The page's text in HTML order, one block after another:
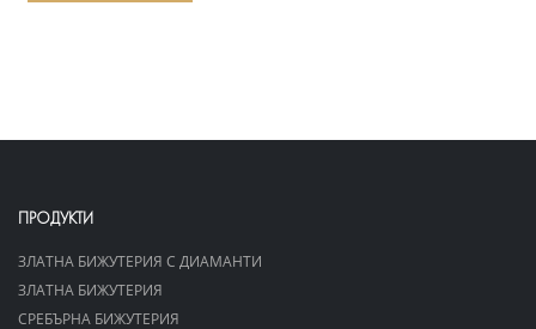
ПРОДУКТИ
ЗЛАТНА БИЖУТЕРИЯ С ДИАМАНТИ
ЗЛАТНА БИЖУТЕРИЯ
СРЕБЪРНА БИЖУТЕРИЯ